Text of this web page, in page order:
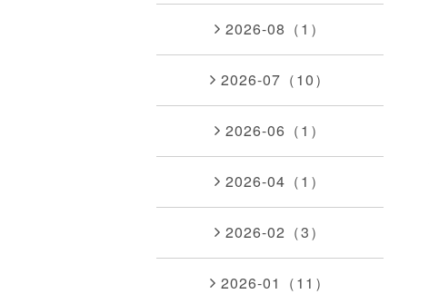
2026-08（1）
2026-07（10）
2026-06（1）
2026-04（1）
2026-02（3）
2026-01（11）